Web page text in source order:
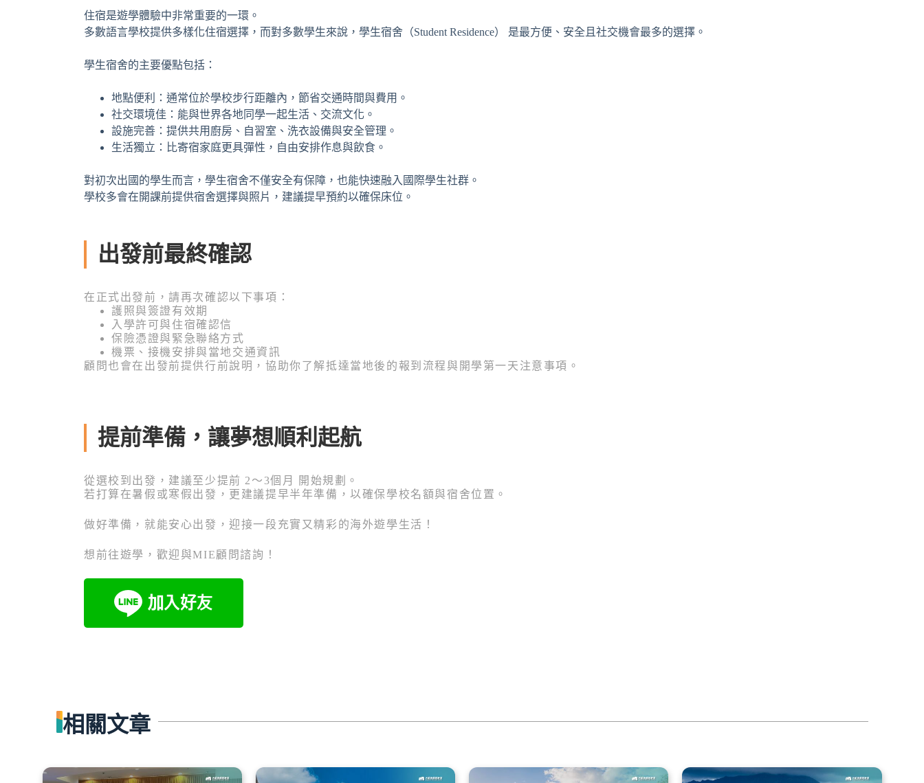
住宿是遊學體驗中非常重要的一環。
多數語言學校提供多樣化住宿選擇，而對多數學生來說，學生宿舍（Student Residence） 是最方便、安全且社交機會最多的選擇。
學生宿舍的主要優點包括：
地點便利：通常位於學校步行距離內，節省交通時間與費用。
社交環境佳：能與世界各地同學一起生活、交流文化。
設施完善：提供共用廚房、自習室、洗衣設備與安全管理。
生活獨立：比寄宿家庭更具彈性，自由安排作息與飲食。
對初次出國的學生而言，學生宿舍不僅安全有保障，也能快速融入國際學生社群。
學校多會在開課前提供宿舍選擇與照片，建議提早預約以確保床位。
出發前最終確認
在正式出發前，請再次確認以下事項：
護照與簽證有效期
入學許可與住宿確認信
保險憑證與緊急聯絡方式
機票、接機安排與當地交通資訊
顧問也會在出發前提供行前說明，協助你了解抵達當地後的報到流程與開學第一天注意事項。
提前準備，讓夢想順利起航
從選校到出發，建議至少提前 2～3個月 開始規劃。
若打算在暑假或寒假出發，更建議提早半年準備，以確保學校名額與宿舍位置。
做好準備，就能安心出發，迎接一段充實又精彩的海外遊學生活！
想前往遊學，歡迎與MIE顧問諮詢！
相關文章